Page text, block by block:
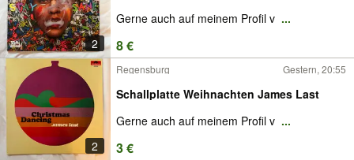
2
Gerne auch auf meinem Profil v ...
8 €
2
Regensburg Gestern, 20:55
Schallplatte Weihnachten James Last
Gerne auch auf meinem Profil v ...
3 €